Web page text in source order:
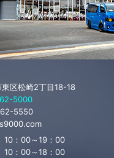
区松崎2丁目18-18
5000
5550
10：00～19：00
10：00～18：00